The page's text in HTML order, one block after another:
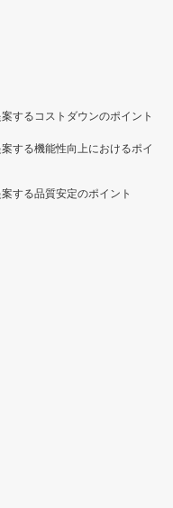
するコストダウンのポイント
する機能性向上におけるポイ
する品質安定のポイント